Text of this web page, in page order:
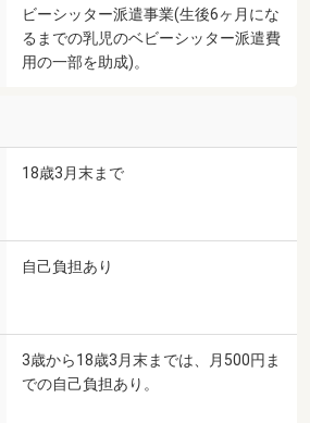
ビーシッター派遣事業(生後6ヶ月にな
るまでの乳児のベビーシッター派遣費
用の一部を助成)。
18歳3月末まで
自己負担あり
3歳から18歳3月末までは、月500円ま
での自己負担あり。